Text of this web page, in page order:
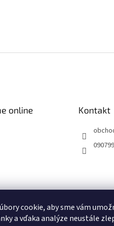
cookie, aby sme vám
a vďaka analýze neustále
online
Kontakt
Obchodné